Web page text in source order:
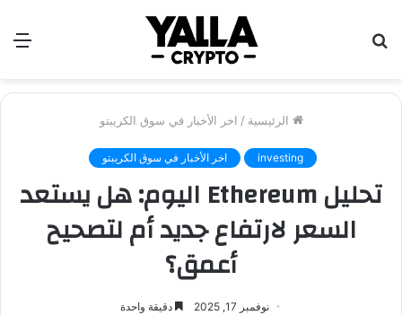
الرئيسية / اخر الأخبار في سوق الكريبتو
investing اخر الأخبار في سوق الكريبتو
تحليل Ethereum اليوم: هل يستعد
السعر لارتفاع جديد أم لتصحيح
أعمق؟
نوفمبر 17, 2025 دقيقة واحدة